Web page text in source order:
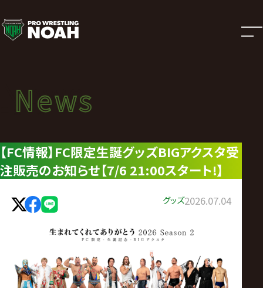
ニ
ュ
ー
ス
|
プ
ロ
ス
News
ニュース
News
【FC情報】FC限定生誕グッズBIGアクスタ受
注販売のお知らせ【7/6 21:00スタート!】
グッズ2026.07.04